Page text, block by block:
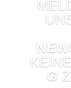
KEINE
G